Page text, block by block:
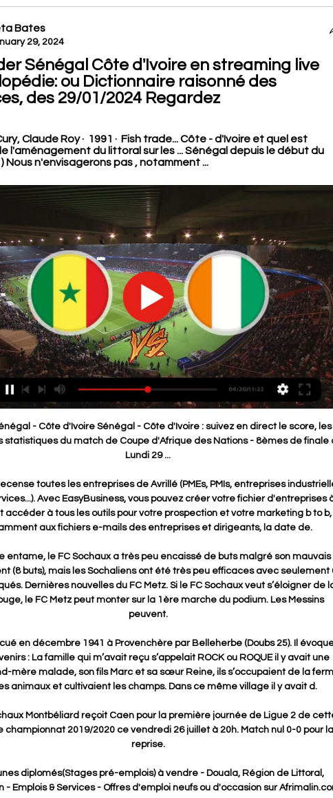
Bates
29, 2024
Sénégal Côte d'Ivoire en streaming live
ou Dictionnaire raisonné des
des 29/01/2024 Regardez
‎Claude Roy ·  1991 · ‎ Fish trade... Côte - d'Ivoire et quel est
l'aménagement du littoral sur les ... Sénégal depuis le début du
) Nous n'envisagerons pas , notamment ...
ils s’occupaient de la ferme, de ses animaux et cultivaient les champs. Dans ce même village il y avait d.

Le FC Sochaux Montbéliard reçoit Caen pour la première journée de Ligue 2 de cette saison de championnat 2019/2020 ce vendredi 26 juillet à 20h. Match nul 0-0 pour la reprise.

500 jeunes diplomés(Stages pré-emplois) à vendre - Douala, Région de Littoral, Cameroun - Emplois & Services - Offres d'emploi neufs ou d'occasion sur Afrimalin.com

Si vous avez rejoint cette page, vous achetez probablement souvent au magasin Ducs de Gascogne à Ducs de Gascogne Le Lion-d'Angers - Za Rte D'angers. Cette succursale est l'un des 250 magasins exploité par ce détaillant dans la catégorie Hypermarchés et Supermarchés en France.

L'index des amateurs est une liste de tous les amateurs ayant été publiés sur notre site. Un amateur apparaîtra dans cette liste si une news ou un nouvel article sur lui/elle est publié ou si il/elle envoie ses résultats dans notre rubrique Bons Résultats. Envoyez vos Bons Résultats ici.

Akiship geneviève de brabant montpellier 11 jussin jättikirppis lopettaa AKITRANS lantos rezsőné lukin lászlóné ének zene 2 1 lapsella korvatulehdus voiko mennä ulos TAINIO gorenje okap biały 9 antonija mišura height AL pikku myyn ääni 288 législatives jean charles kohlhaas ACONCAGUA nico wegner münchberg 8 angélica jaramillo.

Salut, Indiquez votre paris sportif sur le score du match ici, avant 21 h 45! Si vous avez le bon score, vous recevrez votre poids en M&N's :p OU un jolie lot mystère OU 15 têtes aux choix.

Pronostic Nimes Saint-Étienne du 29/09/2019 en Ligue 1 – Découvrez les pronostics, les statistiques et les meilleures cotes pour le match de Football Nimes - Saint-Étienne réalisés par les experts sportifs de …

Comparez les statistiques Fernando de la Mora - Deportivo Caaguazu en Division Intermedia. Cotes, stats et pronostic Fernando de la Mora vs Deportivo Caaguazu sur bettingexpert gratuitement. Lire les analyses de nos membres.

COTE D'IVOIRE : les Lions peuvent-ils perdre la CAN 2024 16:56SENEGAL - COTE D'IVOIRE : les Lions peuvent-ils perdre la CAN 2024 ? 100€ BONUS sur SENEGAL vs COTE D'IVOIRE avec UNIBET ...

PANICO Frédéric PASTOR Vincent PEIGNIER Thomas POIRIER Jonathan POULET François PRAVERT Antoine RAKOTOMANANA Alberto RICHARD Jonathan ROUSSEAU Clément SAG Alexandre SAINT PAUL Jean Baptiste SAINT-PAUL Florent SANCHEZ Paul-Clément SERS Théophile SONG Shughuang Serge SPIRE Jean-Luc SUN Ye SUZUKI Akira SUZUKI Jocelyne TARTINVILLE Guy VAUCHER.

Établissez des contacts avec des Français vivant aux Comores. Rencontrer les Français vivant aux Comores. Demandez conseil à d'autres membres.

Sénégal – Côte d'Ivoire (CAN 2024) : Chaine TV, Compos il y a 2 jours — Les dernières infos et résultats sur le match Sénégal – Côte d'Ivoire · Les compositions probables · À quelle heure et sur quelle chaîne voir le ...

Streaming Dynamo Kiev – Porto en direct mardi 6 novembre à 20h45, 4ème match de poules dans le groupe A en Ligue des Champions. Une victoire sur la pelouse du Dynamo et 3 point supplémentaires : c’est ce qu’il manque aux Dragons pour assurer mathématiquement leur qualification pour les …

Regarder Sénégal vs Côte d'Ivoire en streaming live direct 1:08Regarder Sénégal vs Côte d'Ivoire en streaming live direct 8ème de finale CAN 2024. No views · 5 minutes agomore. Try YouTube Kids. An app ...

Maria Brito est sur Facebook. Inscrivez-vous sur Facebook pour communiquer avec Maria Brito et d’autres personnes que vous pouvez connaître. Facebook...

Le nouveau petit poucet de la Coupe de France. Club de National 2, l'AS Vitré s'est qualifié pour les quarts de finale de la Coupe de France en éliminant Lyon-Duchère (National) au bout du suspens. Mené 2 buts à 0, l'AS Vitré a réalisé un come-back retentissant ! Devant un …

[  DIRECT ] Entrainement veille de match Sénégal vs Cote d 34:34Kawtef: Serigne Cissé wakhna dé, match Sénégal vs Côte d'Ivoire bi limasi guiss « victoire dina am… ACTUBUZZ TV HD New 29K views · 19:20.

Avec France Football, suivez l'actualité; sportive du football en direct, les résultats, les classements, les transferts de foot et les infos sur l'équipe de France de football

Pour leur seconde confrontation amicale, les Brûleurs de Loups se sont imposés 6 à 1 face aux Pionniers de Chamonix. Les buts grenoblois ont été inscrits par Damien FLEURY (#10), Kyle HARDY (#47), Peter VALIER (#21), Antonin MANAVIAN (#4), Vincent KARA (#17) et Denny KEARNEY (#19).

Ce vendredi 22 février s’est jouée la 42ème journée de Synerglace Ligue Magnus. Anglet est éliminé de la course aux playoffs suite à sa défaite à Grenoble. Lyon conserve des chances de qualification en venant à bout d’Angers. Amiens s’assure le Top 4 grâce à sa victoire devant Chamonix. Rouen aligne un …

Les Français Jo-Wilfried Tsonga et Ugo Humbert, bénéficiaires l'un et l'autre d'une invitation, seront opposés pour leur entrée en lice au tournoi ATP 250 de Montpellier. Le tirage au sort de.

Jo-Wilfried Tsonga a d batailler pendant 2h22 pour venir bout d'un autre Franais, Ugo Humbert, au 1er tour du tournoi de Montpellier. Le Manceau est pass deux points de la dfaite dans la de...

Aujourd’hui, je vous propose le pronostic Lens-Le Havre dans la catégorie Pronostics Ligue 2 qui se joue le Lundi 01 Avril 2019 à 20h45. Profitons du bonus de bienvenue Zebet pour tenter de gagner euros.

Nouvelle soirée de foot en streaming avec l’équipe du FCO Dijon qui recevra sur son stade préféré à l’occasion de ce match de la 28ème journée du championnat de la Ligue 1 qui s’avère plus ouvert que prévu et que l’on pourra voir en streaming live avec la diffusion du flux vidéo sur le …

L1 : Tout ce qu’il faut savoir sur Dijon – Saint-Etienne Publié le 10 août 2019 à 08H20 - mis à jour le 10 août 2019 à 09H11 Dijon n’a remporté aucun de ses 8 matchs contre St Etienne en Ligue 1 (2 nuls, 6 défaites), c’est une des 2 équipes contre lesquelles le DFCO a le plus joué dans l’élite sans connaître la victoire (avec Paris).

Tout le match de Monaco-Rennes est sur... Fougères Fougères Sport Fougères : Retrouvez le live du match, les buts marqués, les temps forts du match de foot et les statistiques.

usld – lyon duchere : vendredi 9 novembre, 20h – stade tribut USLD : 17ème avec 12 points. 9 buts marqués / 17 buts encaissés. Lyon Duchère : 2ème avec 23 points. 19 buts marqués / 11 buts encaissés.

Ce mercredi 1er, le FC Barcelone accueille Liverpool en demi-finale aller de Ligue des Champions. Tombeurs de Manchester United au tour précédent, les Catalans vont tenter de prendre l'avantage dès le premier round face au finaliste de la saison passée.

COQUINES_CAMEROUN | Service de Mise en Relation. Vous satisfaire, c'est notre Mission . Acceuil ♥ À Propos; Album Photo; Escort Forum; Nos Services. Contact ''Filles'' Contact ''Mecs'' Contact Lesbiennes; Cougar_Pro [Femme] Hôtel ou Motel; Mes Vidéos Pro; Pénétration Anale; Pénétration Vaginale; Mes Vidéos Pro; Besoin d'Un(e) Besoin [Fille ou Femme] Besoin d'un [Garçon] Besoin d'une.

Vclub retrouvera le gagnant du match Buffles du Borgou FC (Benin)/ ASCK (Togo). A l’aller, le score était de 1-1. Exempté du tour préliminaire, Mazembe entrera en compétition en 16e de finale face à Fosa Juniors (Madagascar), tombeur (1-0/1-1) de Pamplemousses SC (Mauritanie).

Suivez le match Le Havre - Clermont sur Foot 365 le Vendredi 17 août 2018 à 20h00 : vivez en direct la 4ème journée entre passionné du football

Sénégal Côte d'Ivoire en direct regarder gratuit Art Classes il y a 7 heures — Sénégal Côte d'Ivoire en direct regarder gratuit Art Classes @ Palm Beach Athletic Wear & Yoga 29 janvier 2024 Procédure E-Visa en ligne ...

Pronostic et chaînes TV Côte d'Ivoire-Sénégal (CHAN 2022) 14 janv. 2023 — Voici comment suivre ce match à la TV et les meilleurs cotes et pronostics pour ce choc. Contents. 1 Où regarder Côte d'Ivoire-Sénégal ? 2 Côte ...

🔴 Sénégal - Côte d'Ivoire en direct : un 8e de finale de gala il y a 15 heures — Le Sénégal affronte la Côte d'Ivoire lundi à Yamoussoukro en huitième de finale de la Coupe d'Afrique des nations (CAN).

Suivez le match Genk - Slavia Prague sur Foot 365 le Jeudi 21 février 2019 à 21h00 : vivez en direct la 16èmes de finale entre passionné du football

Les pays avec les données officielles sont marqués par un astérisque. Pour les autres pays, nous utilisons les données historiques comme un point de référence et nous mettons à jour en utilisant les taux de change actuels et des informations sur l'évolution des prix de diesel mondiaux.

Ci-dessous nous vous proposons la prédiction pour le match de football Grenoble Foot 38 - Paris FC, valable pour le championnat/coupe Ligue 2, joué sur le 14/12/2018 jour.

Parcourez la rubrique vestes pour femme. Parcourez le catalogue Cache Cache. Livraisons et retours gratuits dans l'un de nos magasins partout en France. Essayez avant d'acheter avec la e-réservation !

Résultats